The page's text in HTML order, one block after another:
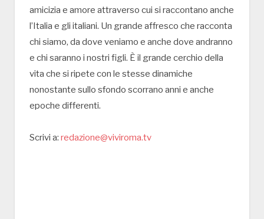
amicizia e amore attraverso cui si raccontano anche
l’Italia e gli italiani. Un grande affresco che racconta
chi siamo, da dove veniamo e anche dove andranno
e chi saranno i nostri figli. È il grande cerchio della
vita che si ripete con le stesse dinamiche
nonostante sullo sfondo scorrano anni e anche
epoche differenti.
Scrivi a: redazione@viviroma.tv